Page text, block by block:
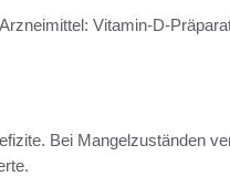
Vitamin-D-
Bei Mangelzuständen